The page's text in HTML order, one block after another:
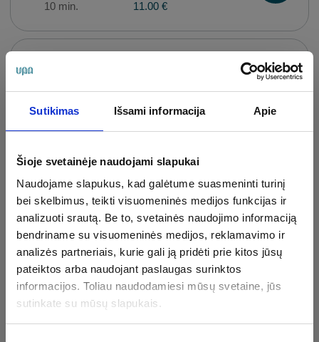
Sutikimas Išsami informacija Apie
Šioje svetainėje naudojami slapukai
Naudojame slapukus, kad galėtume suasmeninti turinį
bei skelbimus, teikti visuomeninės medijos funkcijas ir
analizuoti srautą. Be to, svetainės naudojimo informaciją
bendriname su visuomeninės medijos, reklamavimo ir
analizės partneriais, kurie gali ją pridėti prie kitos jūsų
pateiktos arba naudojant paslaugas surinktos
informacijos. Toliau naudodamiesi mūsų svetaine, jūs
sutinkate su mūsų slapukais.
10 min. 11.00 €
30 min. 14.00 €
Veido neurosedatyvinis
masažas
30 min. 49.00 €
Galvos, sprando ir pečių juostos
30 min. 45.00 €